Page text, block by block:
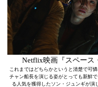
Netflix映画『スペース
これまではどちらかというと清楚で可
チャン船長を演じる姿がとっても新鮮
る人気を獲得したソン・ジュンギが演